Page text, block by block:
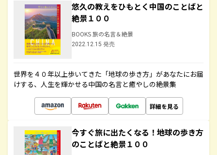
悠久の教えをひもとく中国のことばと
絶景１００
BOOKS 旅の名言＆絶景
2022.12.15 発売
世界を４０年以上歩いてきた「地球の歩き方」があなたにお届
けする、人生を輝かせる中国の名言と癒やしの絶景集
詳細を見る
今すぐ旅に出たくなる！地球の歩き方
のことばと絶景１００